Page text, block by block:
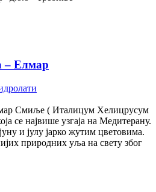
– Елмар
Смиље ( Италицум Хелицрyсум
се највише узгаја на Медитерану.
и јулу јарко жутим цветовима.
природних уља на свету због